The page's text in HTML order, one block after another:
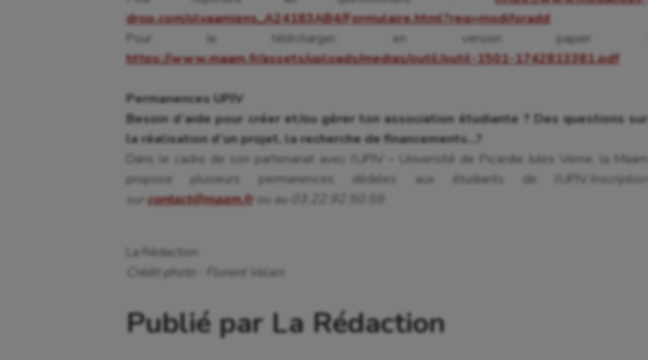
drop.com/olvaamiens_A24183AB4/Formulaire.html?req=modiforadd
Pour le télécharger, en version papier :
https://www.maam.fr/assets/uploads/medias/outil/outil-1501-1742813381.pdf
Permanences UPJV
Besoin d’aide pour créer et/ou gérer ton association étudiante ? Des questions sur
la réalisation d’un projet, la recherche de financements…?
Dans le cadre de son partenariat avec l’UPJV – Université de Picardie Jules Verne, la Maam
propose plusieurs permanences dédiées aux étudiants de l’UPJV.
Inscription
sur contact@maam.frou au 03.22.92.50.59
La Rédaction
Crédit photo : Florent Velain
Publié par La Rédaction